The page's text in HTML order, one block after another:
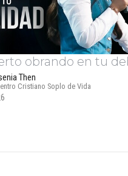
obrando en tu
Then
Cristiano Soplo de Vida